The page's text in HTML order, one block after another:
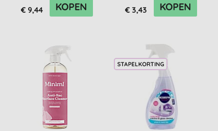
€ 9,44 KOPEN € 3,43 KOPEN
STAPELKORTING